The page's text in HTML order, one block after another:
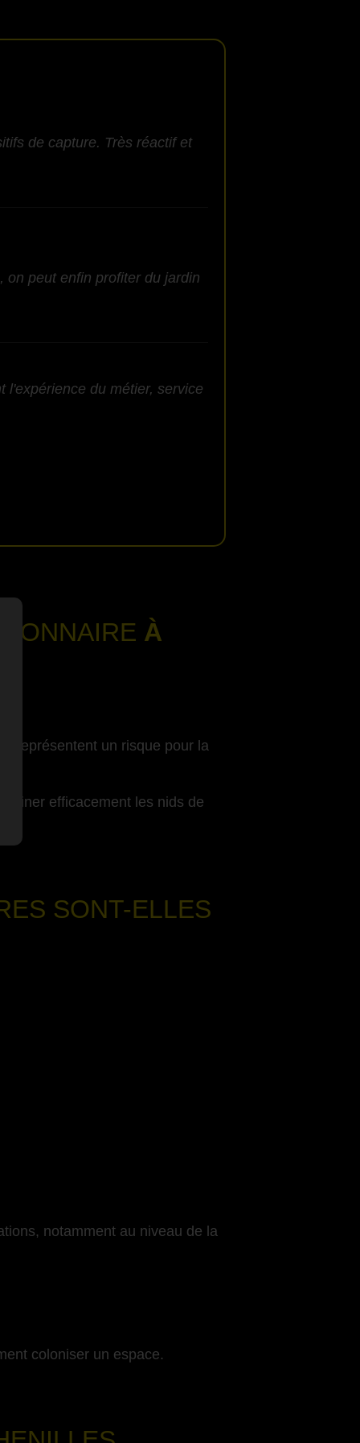
de capture. Très réactif et
on peut enfin profiter du jardin
l'expérience du métier, service
À
représentent un risque pour la
efficacement les nids de
SONT-ELLES
notamment au niveau de la
coloniser un espace.